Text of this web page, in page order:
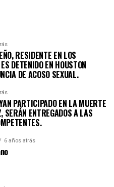
RESIDENTE EN LOS
DETENIDO EN HOUSTON
DE ACOSO SEXUAL.
PARTICIPADO EN LA MUERTE
SERÁN ENTREGADOS A LAS
6 años atrás